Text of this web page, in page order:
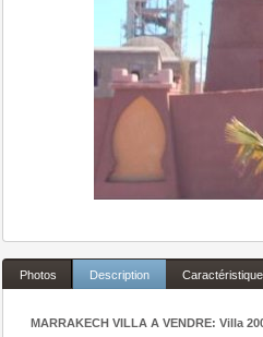
Photos Description
MARRAKECH VILLA A VENDRE: Villa